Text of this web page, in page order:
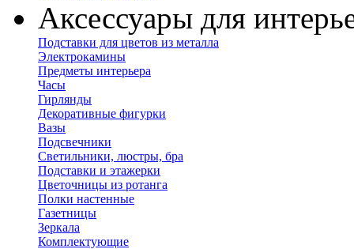
Аксессуары для
Подставки для цветов из металла
Электрокамины
Предметы интерьера
Часы
Гирлянды
Декоративные фигурки
Вазы
Подсвечники
Светильники, люстры, бра
Подставки и этажерки
Цветочницы из ротанга
Полки настенные
Газетницы
Зеркала
Комплектующие